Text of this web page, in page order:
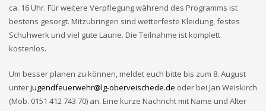
ca. 16 Uhr. Für weitere Verpflegung während des Programms ist
bestens gesorgt. Mitzubringen sind wetterfeste Kleidung, festes
Schuhwerk und viel gute Laune. Die Teilnahme ist komplett
kostenlos.
Um besser planen zu können, meldet euch bitte bis zum 8. August
unterjugendfeuerwehr@lg-oberveischede.de oder bei Jan Weiskirch
(Mob. 0151 412 743 70) an. Eine kurze Nachricht mit Name und Alter